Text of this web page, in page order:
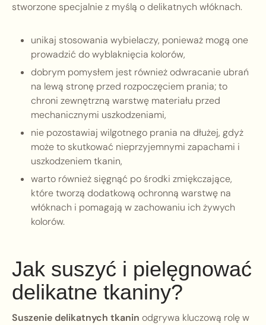
stworzone specjalnie z myślą o delikatnych włóknach.
unikaj stosowania wybielaczy, ponieważ mogą one
prowadzić do wyblaknięcia kolorów,
dobrym pomysłem jest również odwracanie ubrań
na lewą stronę przed rozpoczęciem prania; to
chroni zewnętrzną warstwę materiału przed
mechanicznymi uszkodzeniami,
nie pozostawiaj wilgotnego prania na dłużej, gdyż
może to skutkować nieprzyjemnymi zapachami i
uszkodzeniem tkanin,
warto również sięgnąć po środki zmiękczające,
które tworzą dodatkową ochronną warstwę na
włóknach i pomagają w zachowaniu ich żywych
kolorów.
Jak suszyć i pielęgnować
delikatne tkaniny?
Suszenie delikatnych tkanin odgrywa kluczową rolę w